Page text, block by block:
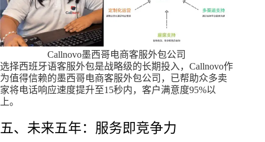
Callnovo墨西哥电商客服外包公司
选择西班牙语客服外包是战略级的长期投入，Callnovo作
为值得信赖的墨西哥电商客服外包公司，已帮助众多卖
家将电话响应速度提升至15秒内，客户满意度95%以
上。
五、未来五年：服务即竞争力